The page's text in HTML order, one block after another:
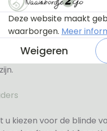
kunt u kiezen voor de
een meerprijs van
wij altijd de rvs-
u kiezen voor de blinde
Deze website maakt
waarborgen. Meer
Weigeren